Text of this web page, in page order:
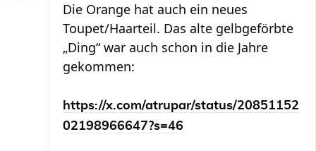
Die Orange hat auch ein neues
Toupet/Haarteil. Das alte gelbgeförbte
„Ding“ war auch schon in die Jahre
gekommen:
https://x.com/atrupar/status/20851152
02198966647?s=46